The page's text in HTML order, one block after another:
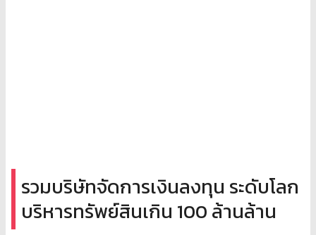
รวมบริษัทจัดการเงินลงทุน ระดับโลก
บริหารทรัพย์สินเกิน 100 ล้านล้าน